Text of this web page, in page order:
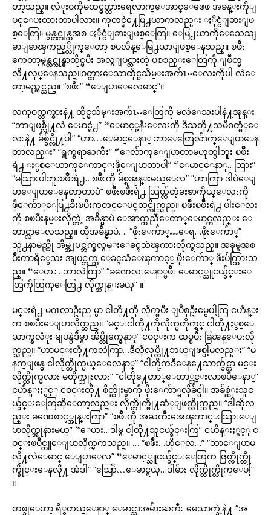
တာ့သည္။ လံုးဝကိုမထင္မွတ္ထားရေလာက္ေအာင္ေဖေဖ အခန္းကိုျ
ပင္ေပးထားတာပါလား။ ကုတင္နဲ႔ေမြ႕ယာကလည္း ႏိုင္ငံျခားျဖ
စ္ေတြ။ မွန္တင္ကုန္ကအစ ႏိုင္ငံျခားျဖစ္ေတြ။ ေမြ႕ယာကိုေသေသျ
ခာျခာၾကည့္လိုက္ေတာ့ စပလိန္ေမြ႕ယာျဖစ္ေနသည္။ ၿဖိဳး
ကေတာ့မွန္တင္ကုန္မွာထိုင္ၿပီး အလွျပင္ထားတဲ့ ပစၥည္းေတြကို ျဖဳတ္မ
လို႔လုပ္ေနသည္။ဝတ္ထားေသာထိုင္မသိမ္းအက်ၤႌေလးကိုပါ လဲေ
တာ့မည္ထင္သည္။ “ၿဖိဴး” “ေျပာေလေမာင္”။
လက္ဝက္လက္စားနဲ႔ ထိုင္မသိမ္းအက်ၤႌေတြကို မလဲေသးပါနဲ႔အုန္း
“ဘာျဖစ္လို႔လဲ ေမာင္ရဲ႕” “ေမာင့္ဇနီးေလးကို ဒီသတို႔သမီဝတ္စံုေ
လးနဲ႔ ခ်စ္ခ်င္လို႔ပါ” “ဟာ…ေမာင္ေနာ္ ဘာေတြေလ်ာက္ေျပာေန
တာလည္း” “ရွက္စရာႀကီး” “ေလ်ာက္ေျပာတာမဟုတ္ပါဘူး ၿဖိဳး
ရဲ႕ ႏွစ္ေယာက္ေကာင္းဖို့ေျပာတာပါ” “ေမာင္ေနာ္…သြား”
“မသြားပါဘူးၿဖိဳးရဲ႕…ၿဖိဳးကို ခ်စ္ရအုန္းမယ္ေလ” ”ဟာကြာ ဒါပဲေျ
ပာေျပာေနေတာ့တာပဲ” ၿဖိဳးၿဖိဴးရဲ႕ သြယ္လ်တဲ့ခႏၶာကိုယ္ေလးကို
ဖိုေက်ာ္ေပြ႕ခ်ီးၿပီးကုတင္ေပၚတင္လိုက္သည္။ ၿဖိဳးၿဖိဳးရဲ႕ ပါးေလး
ကို စၿပီးနမ္းလိုက္တဲ့ အခ်ိန္မွာပဲ ေအာက္ကညီေတာ္ေမာင္ကလည္း ေ
တာင္လာေလသည္။ ထိုအခ်ိန္မွာပဲ…. “ဖိုးေက်ာ္…ေရ…ဖိုးေက်ာ္”
သူ႕နာမည္ကို အိမ္အျပင္ဘက္မွလွမ္းေခၚသံၾကားလိုက္ရသည္။ အခုမွအစ
ပ်ဳိးကာရိွေသး အျပင္ဘက္က ေခၚသံေၾကာင့္ ဖိုးေက်ာ္ ဖီးပ်က္သြားသ
ည္။ “ေဟး…ဘာလဲကြာ” “ခဏေလးေနာ္ၿဖိဳး ေမာင့္သူငယ္ခ်င္းေ
တြကိုထြက္ေတြ႕ လိုက္အုန္းမယ္” ။
မင္းရဲ႕ မဂၤလာဦးည မွာ ငါတို႔ကို လိုက္ၿပီး ျပဳစုဦးမွေပါ့ကြ ငဟိန္း
က စၿပီးေျပာလိုက္သည္။ “မင္းငါတို႔ကိုလိုက္မတိုက္ရင္ ငါတို႔ႏွစ္ေ
ယာက္စလံုး မျပန္ပဲဒီမွာ အိပ္လိုက္မွေနာ္” ငဝင္းက ထပ္ၿပီး ခြၽန္ေပးလို
က္သည္။ “ဟာမင္းတို႔ကလဲကြာ…ဒီလိုလုပ္လို႔ဘယ္ျဖစ္ပါ့မလည္း” “မ
နက္ျဖန္မွ ငါလိုက္တိုက္မယ္ေလေနာ္” “ငါတို့ကဒီေန႔ေသာက္ခ်င္တာ မင္း
လိုက္တိုက္မလား မတိုက္ဘူးလား” “ငါတို႔ေတာ္ေတာ္တင္းလာၿပီေနာ္”
ငဟိန္းႏွင့္ ငဝင္းတို႔ စိတ္ဆိုးမွာကို ဖိုးေက်ာ္မလိုခ်င္ပါ။ အခ်စ္ဆံုးသူင
ယ္ခ်င္းေတြဆိုေတာ့လည္း လိုက္တိုက္ဖို႔ဆံုျဖတ္လိုက္သည္။ “ဒါဆိုလ
ည္း ခဏေစာင့္အုန္းကြာ” “ၿဖိဳးကို အႀကိဳးအေၾကာင္းသြားေျ
ပာလိုက္အုနားမယ္” “ေဟး…ဒါမွ ငါ့တို႔သူငယ္ခ်င္းကြ” ငဟိန္းႏွင့္ င
ဝင္းၿပိဳင္တူေျပာလိုက္ၾကသည္။ … “ၿဖိဳး…ဟိုေလ…” “ဘာေျပာမ
လို႔လဲေမာင္ ေျပာေလ” “ေမာင့္သူငယ္ခ်င္းေတြက ဇြတ္လိုက္တို
က္ခိုင္းေနလို႔ အဲဒါ” “ဪ…ေမာင္ရယ္…ဒါမ်ား လိုက္တိုက္လိုက္ေပါ့”
။
တစ္ခုေတာ့ ရိွတယ္ေနာ္ ေမာင္သာအမ်ားႀကီး မေသာက္ခဲ့နဲ႔ “အ